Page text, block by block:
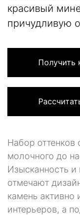
красивый
причудливую
Получить
Набор
молочного до
Изысканность и
отмечают
камень активно
интерьеров, а